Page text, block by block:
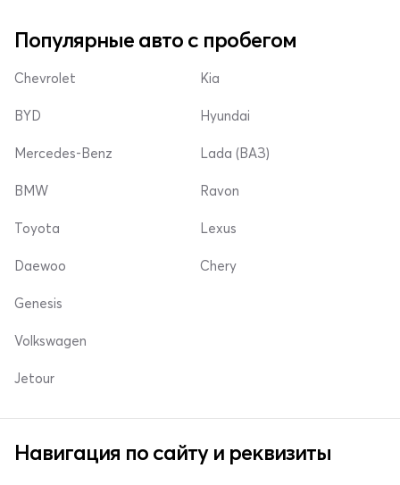
Популярные авто с пробегом
Chevrolet
BYD
Mercedes-Benz
Kia
Hyundai
Lada (ВАЗ)
BMW
Toyota
Daewoo
Ravon
Lexus
Chery
Genesis
Volkswagen
Jetour
Навигация по сайту и реквизиты